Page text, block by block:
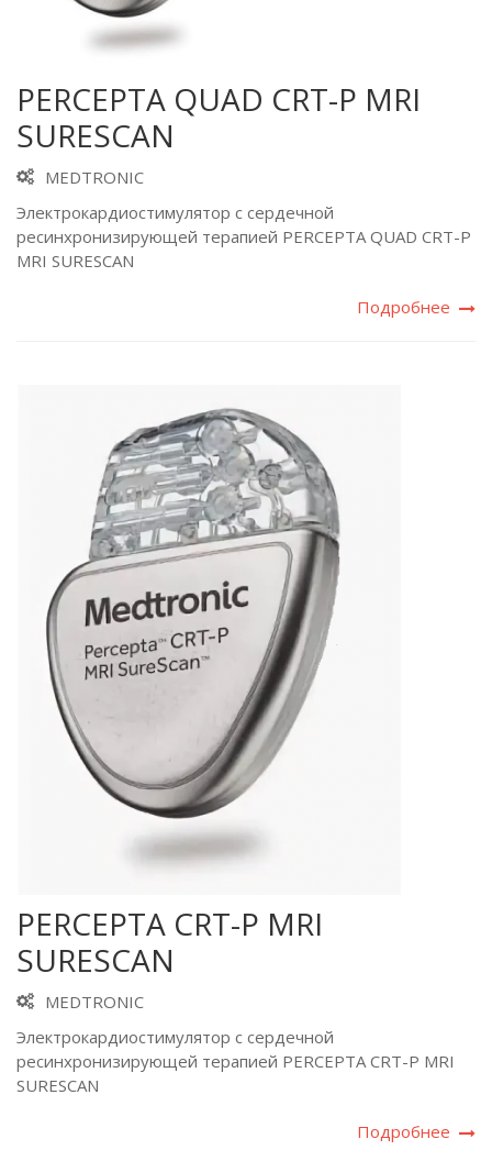
PERCEPTA QUAD CRT-P MRI
SURESCAN
MEDTRONIC
Электрокардиостимулятор с сердечной
ресинхронизирующей терапией PERCEPTA QUAD CRT-P
MRI SURESCAN
Подробнее
PERCEPTA CRT-P MRI
SURESCAN
MEDTRONIC
Электрокардиостимулятор с сердечной
ресинхронизирующей терапией PERCEPTA CRT-P MRI
SURESCAN
Подробнее